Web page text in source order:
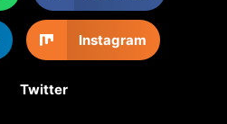
Instagram
Twitter